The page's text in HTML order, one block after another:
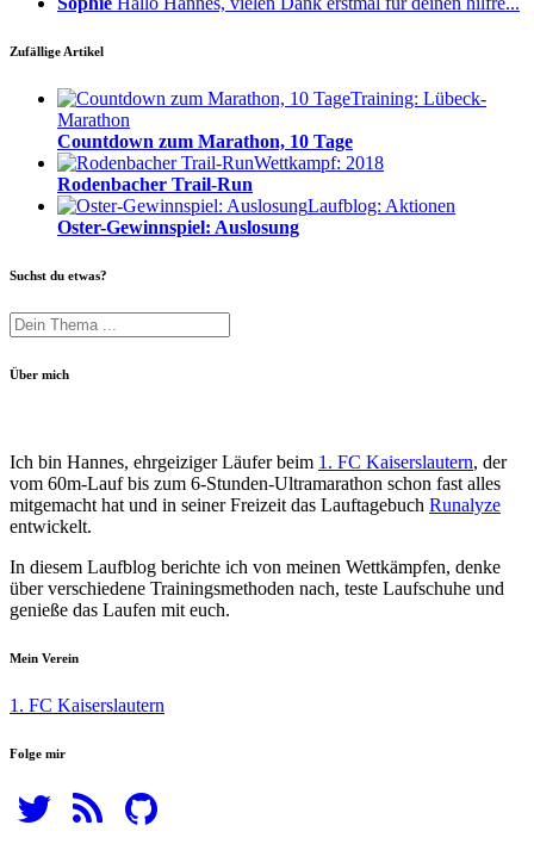
Zufällige Artikel
Training: Lübeck-
Marathon
Countdown zum Marathon, 10 Tage
Wettkampf: 2018
Rodenbacher Trail-Run
Laufblog: Aktionen
Oster-Gewinnspiel: Auslosung
Suchst du etwas?
Über mich
Ich bin Hannes, ehrgeiziger Läufer beim 1. FC Kaiserslautern, der
vom 60m-Lauf bis zum 6-Stunden-Ultramarathon schon fast alles
mitgemacht hat und in seiner Freizeit das Lauftagebuch Runalyze
entwickelt.
In diesem Laufblog berichte ich von meinen Wettkämpfen, denke
über verschiedene Trainingsmethoden nach, teste Laufschuhe und
genieße das Laufen mit euch.
Mein Verein
1. FC Kaiserslautern
Folge mir